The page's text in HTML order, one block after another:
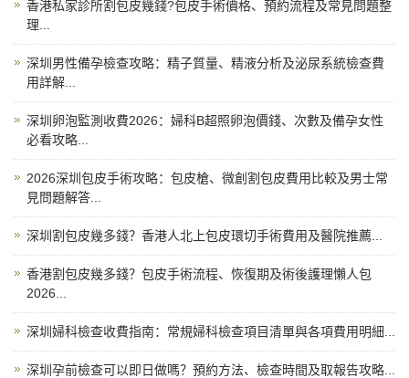
香港私家診所割包皮幾錢?包皮手術價格、預約流程及常見問題整
理...
深圳男性備孕檢查攻略：精子質量、精液分析及泌尿系統檢查費
用詳解...
深圳卵泡監測收費2026：婦科B超照卵泡價錢、次數及備孕女性
必看攻略...
2026深圳包皮手術攻略：包皮槍、微創割包皮費用比較及男士常
見問題解答...
深圳割包皮幾多錢？香港人北上包皮環切手術費用及醫院推薦...
香港割包皮幾多錢？包皮手術流程、恢復期及術後護理懶人包
2026...
深圳婦科檢查收費指南：常規婦科檢查項目清單與各項費用明細...
深圳孕前檢查可以即日做嗎？預約方法、檢查時間及取報告攻略...